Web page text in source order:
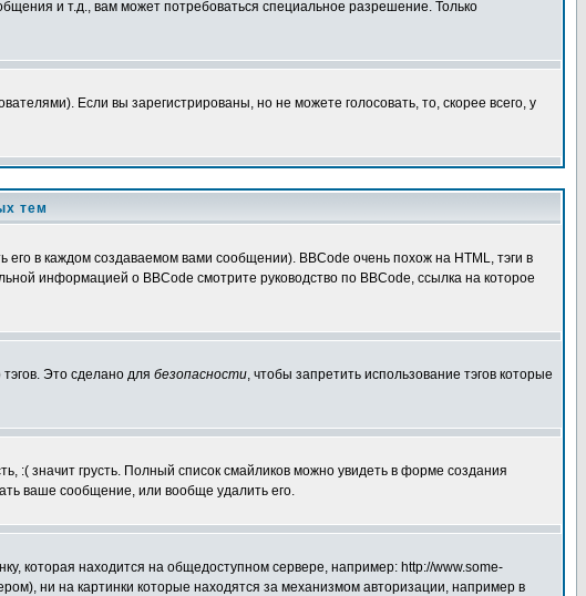
и т.д., вам может потребоваться специальное разрешение. Только
Если вы зарегистрированы, но не можете голосовать, то, скорее всего, у
тем
в каждом создаваемом вами сообщении). BBCode очень похож на HTML, тэги в
информацией о BBCode смотрите руководство по BBCode, ссылка на которое
Это сделано для безопасности, чтобы запретить использование тэгов которые
:( значит грусть. Полный список смайликов можно увидеть в форме создания
ваше сообщение, или вообще удалить его.
которая находится на общедоступном сервере, например: http://www.some-
ни на картинки которые находятся за механизмом авторизации, например в